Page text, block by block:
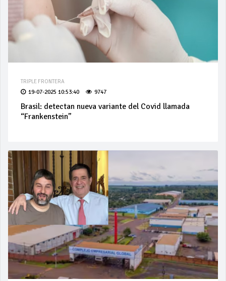
TRIPLE FRONTERA
19-07-2025 10:53:40 9747
Brasil: detectan nueva variante del Covid llamada
“Frankenstein”